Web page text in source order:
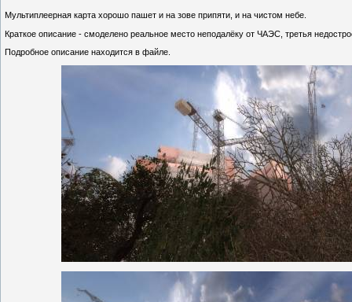
Мультиплеерная карта хорошо пашет и на зове припяти, и на чистом небе.
Краткое описание - смоделено реальное место неподалёку от ЧАЭС, третья
Подробное описание находится в файле.